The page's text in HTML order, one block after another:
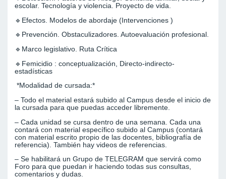
escolar. Tecnología y violencia. Proyecto de vida.
🔹Efectos. Modelos de abordaje (Intervenciones )
🔹Prevención. Obstaculizadores. Autoevaluación profesional.
🔹Marco legislativo. Ruta Crítica
🔹Femicidio : conceptualización, Directo-indirecto-
estadísticas
*Modalidad de cursada:*
– Todo el material estará subido al Campus desde el inicio de
la cursada para que puedas acceder libremente.
– Cada unidad se cursa dentro de una semana. Cada una
contará con material específico subido al Campus (contará
con material escrito propio de las docentes, bibliografía de
referencia). También hay videos de referencias.
– Se habilitará un Grupo de TELEGRAM que servirá como
Foro para que puedan ir haciendo todas sus consultas,
comentarios y dudas.